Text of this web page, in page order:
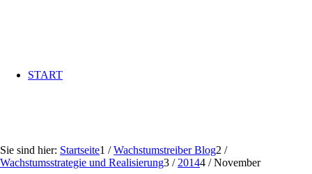
START
Sie sind hier: Startseite1 / Wachstumstreiber Blog2 /
Wachstumsstrategie und Realisierung3 / 20144 / November